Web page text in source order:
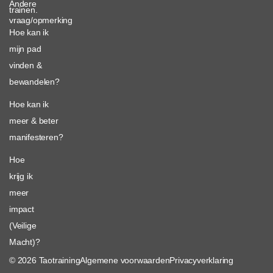
Andere
vraag/opmerking
trainen.
Hoe kan ik
mijn pad
vinden &
bewandelen?
Hoe kan ik
meer & beter
manifesteren?
Hoe
krijg ik
meer
impact
(Veilige
Macht)?
© 2026 TaotrainingAlgemene voorwaardenPrivacyverklaring